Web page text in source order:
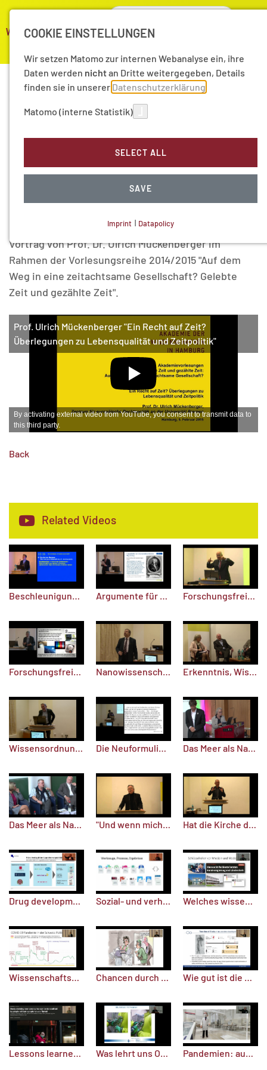
Ein Recht auf Zeit?
Überlegungen zu
Lebensqualität und
Zeitpolitik
Vortrag von Prof. Dr. Ulrich Mückenberger im
Rahmen der Vorlesungsreihe 2014/2015 "Auf dem
Weg in eine zeitachtsame Gesellschaft? Gelebte
Zeit und gezählte Zeit".
Prof. Ulrich Mückenberger "Ein Recht auf Zeit?
Überlegungen zu Lebensqualität und Zeitpolitik"
By activating external video from YouTube, you consent to transmit data to
this third party.
Back
Related Videos
Forschungsfreiheit und Forschungsbedarf: Wissenschaft zwischen Autonomie und gesellschaftlichen Ansprüchen Nanowissenschaft und Nanotechnologie: Von neuen Erkenntnissen zu innovativen Anwendungen Erkenntnis, Wissenschaft und Gesellschaft - Wie Forschung Wissen schafft
Wissensordnung und Wissensproduktion in der Gesellschaft des 21. Jahrhunderts Die Neuformulierung des christlichen Glaubens in der Reformation Das Meer als Natur- und Kulturraum (2)
Das Meer als Natur- und Kulturraum (1) "Und wenn mich niemand danach fragt, weiß ich es" - Die Realität der Zeit Hat die Kirche die Sonntagsruhe verschlafen? Anmerkungen zur brüchigen Theologie einer Zeitinstitution
Drug development against pandemic infections Sozial- und verhaltenswissenschaftliche Daten als wichtiger Baustein des Pandemiemanagements Welches wissenschaftliche (Nicht-) Wissen hat die politischen Handlungsoptionen während der Pandemie geprägt?
Lessons learned: Infodemie und die Rolle der Medien Was lehrt uns One Health? Pandemien: aus der Geschichte lernen
COOKIE EINSTELLUNGEN
Wir setzen Matomo zur internen Webanalyse ein, ihre
Daten werden nichtan Dritte weitergegeben, Details
finden sie in unserer Datenschutzerklärung
Matomo (interne Statistik)
SELECT ALL
SAVE
MATOMO (INTERNE STATISTIK)
Statistik Cookies erfassen Informationen anonym.
Diese Informationen helfen uns zu verstehen, wie
unsere Besucher unsere Website nutzen.
Matomo
Imprint | Datapolicy